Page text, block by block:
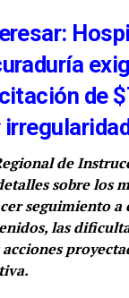
de
de
sobre los
seguimiento a
las